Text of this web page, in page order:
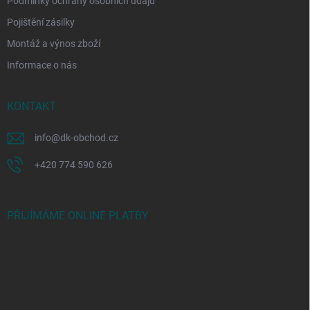
Pojištění zásilky
Montáž a výnos zboží
Informace o nás
KONTAKT
info@dk-obchod.cz
+420 774 590 626
PŘIJÍMÁME ONLINE PLATBY